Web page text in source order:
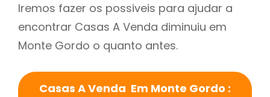
Iremos fazer os possiveis para ajudar a
encontrar Casas A Venda diminuiu em
Monte Gordo o quanto antes.
Casas A Venda Em Monte Gordo :